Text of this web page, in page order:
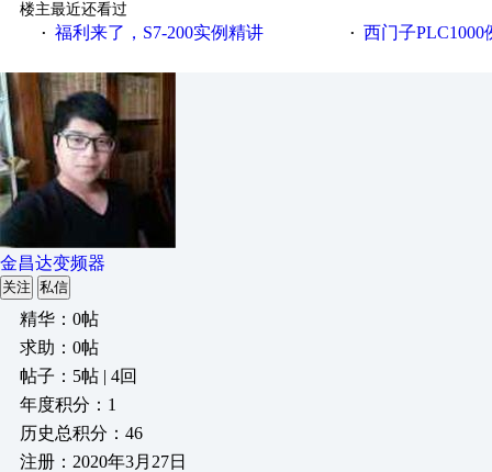
楼主最近还看过
· 福利来了，S7-200实例精讲 · 西门子PLC1000
金昌达变频器
关注 私信
精华：0帖
求助：0帖
帖子：5帖 | 4回
年度积分：1
历史总积分：46
注册：2020年3月27日